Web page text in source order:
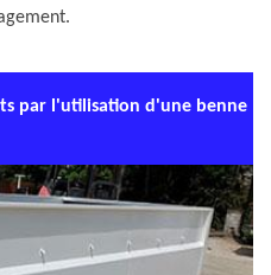
par l'utilisation d'une benne